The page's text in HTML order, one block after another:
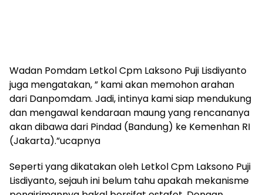
Wadan Pomdam Letkol Cpm Laksono Puji Lisdiyanto
juga mengatakan, ” kami akan memohon arahan
dari Danpomdam. Jadi, intinya kami siap mendukung
dan mengawal kendaraan maung yang rencananya
akan dibawa dari Pindad (Bandung) ke Kemenhan RI
(Jakarta).”ucapnya
Seperti yang dikatakan oleh Letkol Cpm Laksono Puji
Lisdiyanto, sejauh ini belum tahu apakah mekanisme